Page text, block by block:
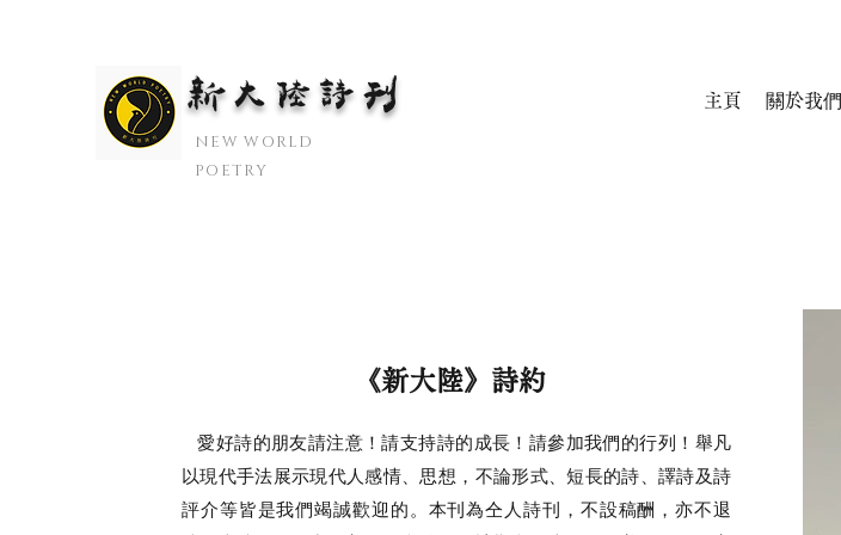
新大陆诗刊
​NEW WORLD
POETRY
主頁 關於我們
《新大陸》詩約
愛好詩的朋友請注意！請支持詩的成長！請參加我們的行列！舉凡
以現代手法展示現代人感情、思想，不論形式、短長的詩、譯詩及詩
評介等皆是我們竭誠歡迎的。本刊為仝人詩刊，不設稿酬，亦不退